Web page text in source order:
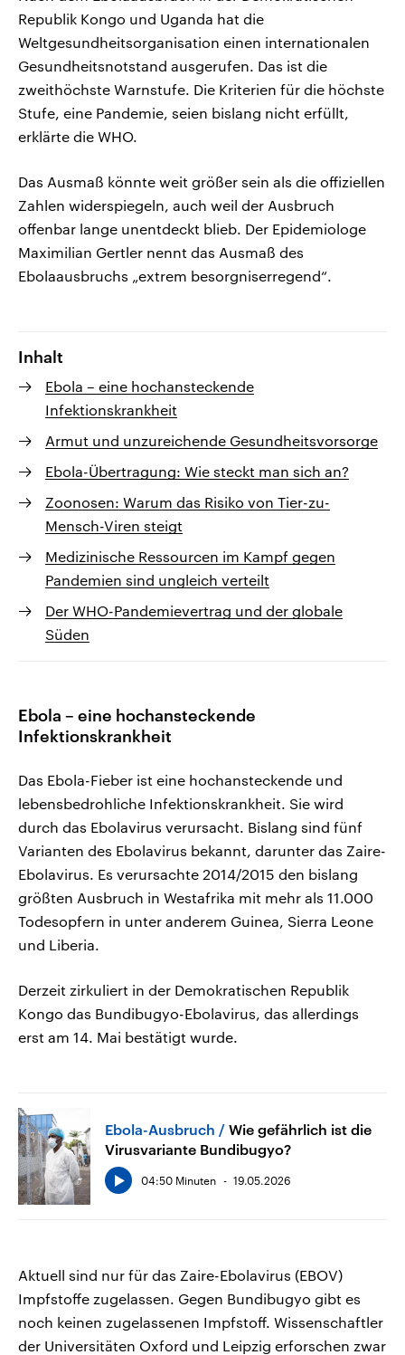
Republik Kongo und Uganda hat die
Weltgesundheitsorganisation einen internationalen
Gesundheitsnotstand ausgerufen. Das ist die
zweithöchste Warnstufe. Die Kriterien für die höchste
Stufe, eine Pandemie, seien bislang nicht erfüllt,
erklärte die WHO.
Das Ausmaß könnte weit größer sein als die offiziellen
Zahlen widerspiegeln, auch weil der Ausbruch
offenbar lange unentdeckt blieb. Der Epidemiologe
Maximilian Gertler nennt das Ausmaß des
Ebolaausbruchs „extrem besorgniserregend“.
Inhalt
Ebola – eine hochansteckende
Infektionskrankheit
Armut und unzureichende Gesundheitsvorsorge
Ebola-Übertragung: Wie steckt man sich an?
Zoonosen: Warum das Risiko von Tier-zu-
Mensch-Viren steigt
Medizinische Ressourcen im Kampf gegen
Pandemien sind ungleich verteilt
Der WHO-Pandemievertrag und der globale
Süden
Ebola – eine hochansteckende
Infektionskrankheit
Das Ebola-Fieber ist eine hochansteckende und
lebensbedrohliche Infektionskrankheit. Sie wird
durch das Ebolavirus verursacht. Bislang sind fünf
Varianten des Ebolavirus bekannt, darunter das Zaire-
Ebolavirus. Es verursachte 2014/2015 den bislang
größten Ausbruch in Westafrika mit mehr als 11.000
Todesopfern in unter anderem Guinea, Sierra Leone
und Liberia.
Derzeit zirkuliert in der Demokratischen Republik
Kongo das Bundibugyo-Ebolavirus, das allerdings
erst am 14. Mai bestätigt wurde.
Ebola-Ausbruch
Wie gefährlich ist die
Virusvariante Bundibugyo?
04:50 Minuten 19.05.2026
Aktuell sind nur für das Zaire-Ebolavirus (EBOV)
Impfstoffe zugelassen. Gegen Bundibugyo gibt es
noch keinen zugelassenen Impfstoff. Wissenschaftler
der Universitäten Oxford und Leipzig erforschen zwar